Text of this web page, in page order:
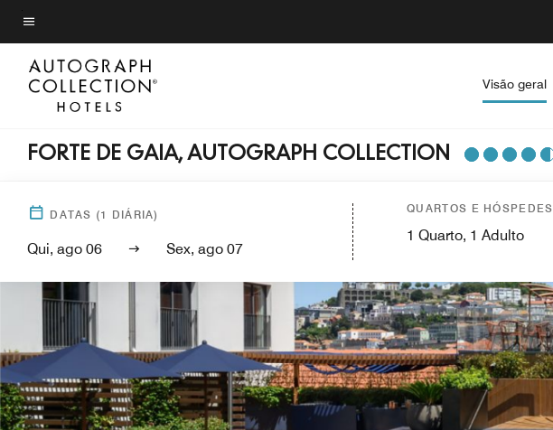
Skip
to
main
content
Texto do menu
Visão geral
FORTE DE GAIA, AUTOGRAPH COLLECTION
DATAS (1 DIÁRIA)
Qui, ago 06 Sex, ago 07
QUARTOS E HÓSPEDES
1 Quarto, 1 Adulto